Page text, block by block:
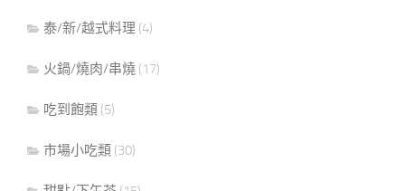
泰/新/越式料理 (4)
火鍋/燒肉/串燒 (17)
吃到飽類 (5)
市場小吃類 (30)